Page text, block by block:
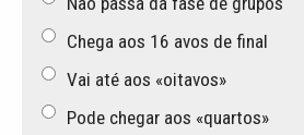
Chega aos 16 avos de final
Vai até aos «oitavos»
Pode chegar aos «quartos»